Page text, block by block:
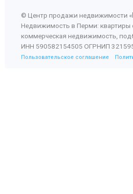
© Центр продажи недвижимости «
Недвижимость в Перми: квартиры
коммерческая недвижимость,
ИНН 590582154505 ОГРНИП
Пользовательское соглашение